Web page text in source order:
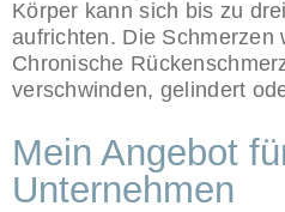
Körper kann sich bis zu
aufrichten. Die Schmerzen
Chronische
verschwinden, gelindert
Mein Angebot
Unternehmen